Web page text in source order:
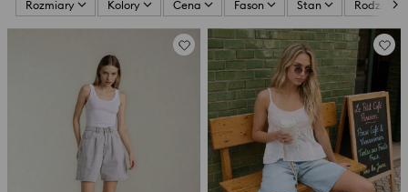
Rozmiary
Kolory Cena Fason Stan Rodzaj